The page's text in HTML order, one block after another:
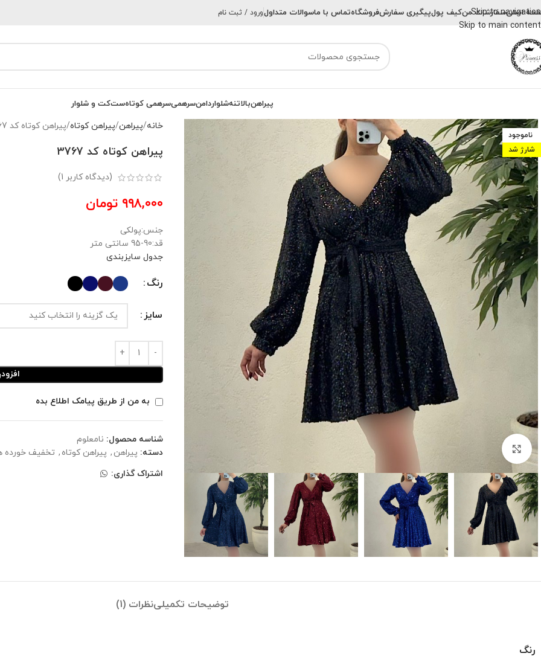
Skip to navigation
Skip to main content
اصلیسفارشات منکیف پولپیگیری سفارشفروشگاهتماس با ماسوالات متداولورود / ثبت نام
پیراهنبالاتنهشلواردامنسرهمیسرهمی کوتاهستکت و شلوار
ناموجود
شارژ شد
خانه پیراهن پیراهن کوتاه پیراهن کوتاه کد 3767
پیراهن کوتاه کد 3767
(دیدگاه کاربر 1
)
۹۹۸,۰۰۰ تومان
جنس:پولکی
قد:90-95 سانتی متر
جدول سایزبندی
رنگ
سایز
به من از طریق پیامک اطلاع بده
شناسه محصول: نامعلوم
دسته: پیراهن , پیراهن کوتاه , تخفیف خورده
اشتراک گذاری:
توضیحات تکمیلینظرات (1)
رنگ